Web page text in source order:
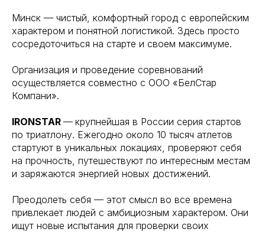
Минск — чистый, комфортный город с европейским
характером и понятной логистикой. Здесь просто
сосредоточиться на старте и своем максимуме.
Организация и проведение соревнований
осуществляется совместно с ООО «БелСтар
Компани».
IRONSTAR — крупнейшая в России серия стартов
по триатлону. Ежегодно около 10 тысяч атлетов
стартуют в уникальных локациях, проверяют себя
на прочность, путешествуют по интересным местам
и заряжаются энергией новых достижений.
Преодолеть себя — этот смысл во все времена
привлекает людей с амбициозным характером. Они
ищут новые испытания для проверки своих